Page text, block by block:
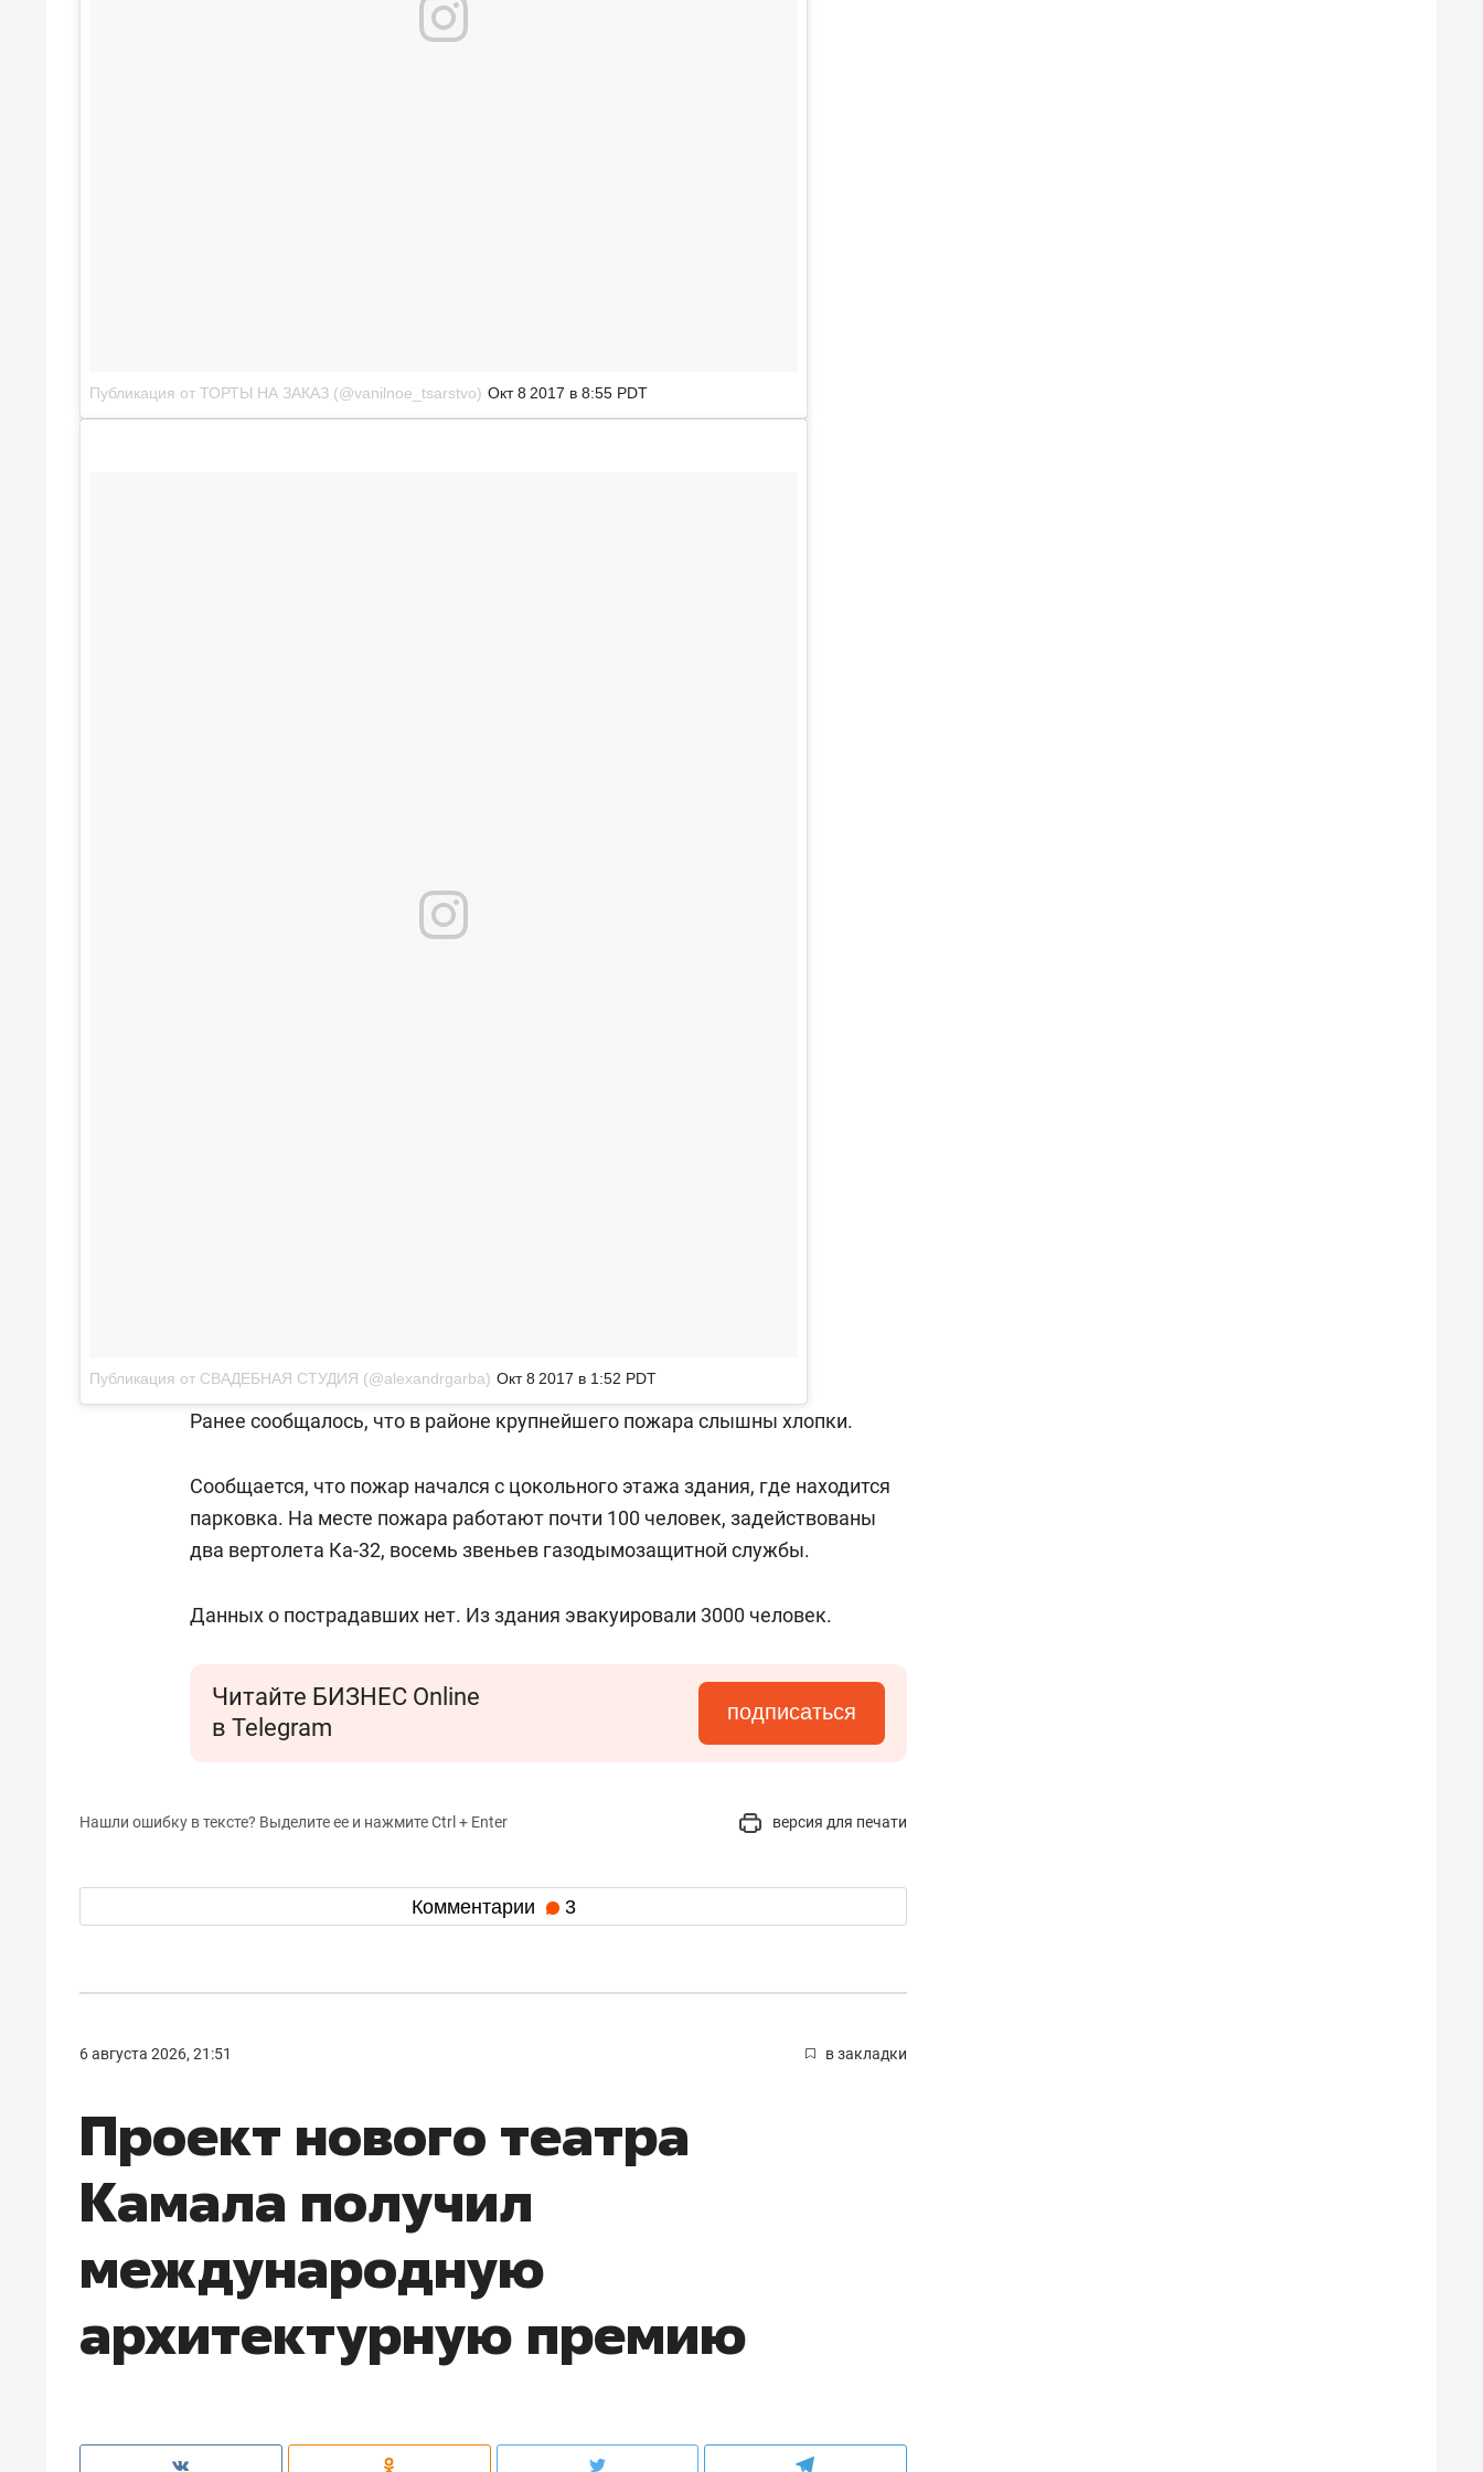
Публикация от ТОРТЫ НА ЗАКАЗ (@vanilnoe_tsarstvo) Окт 8 2017 в 8:55 PDT
Публикация от СВАДЕБНАЯ СТУДИЯ (@alexandrgarba) Окт 8 2017 в 1:52 PDT
Ранее сообщалось, что в районе крупнейшего пожара слышны хлопки.
Сообщается, что пожар начался с цокольного этажа здания, где находится
парковка. На месте пожара работают почти 100 человек, задействованы
два вертолета Ка-32, восемь звеньев газодымозащитной службы.
Данных о пострадавших нет. Из здания эвакуировали 3000 человек.
Читайте БИЗНЕС Online
в Telegram
подписаться
Нашли ошибку в тексте? Выделите ее и нажмите Ctrl + Enter версия для печати
Комментарии 3
6 августа 2026, 21:51 в закладки
Проект нового театра
Камала получил
международную
архитектурную премию